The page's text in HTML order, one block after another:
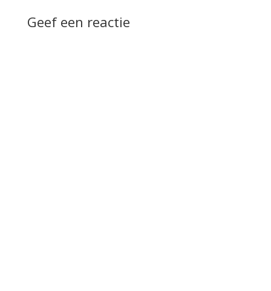
Geef een reactie